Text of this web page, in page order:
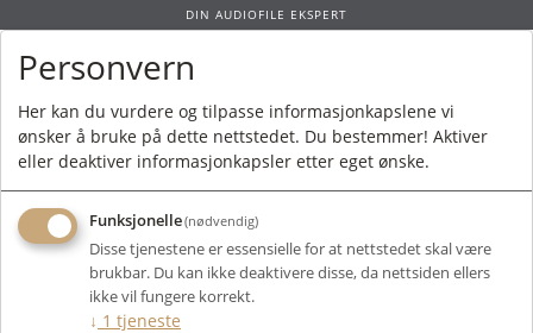
DIN AUDIOFILE EKSPERT
Forside / Produkter/ / Strømkabler / Jorma Paragon Power 2m
Personvern
Her kan du vurdere og tilpasse informasjonkapslene vi
ønsker å bruke på dette nettstedet. Du bestemmer! Aktiver
eller deaktiver informasjonkapsler etter eget ønske.
Funksjonelle(nødvendig)
Disse tjenestene er essensielle for at nettstedet skal være
brukbar. Du kan ikke deaktivere disse, da nettsiden ellers
ikke vil fungere korrekt.
↓ 1 tjeneste